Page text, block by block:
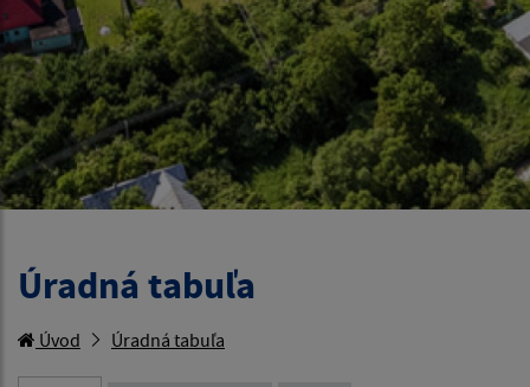
Úradná tabuľa
Úvod Úradná tabuľa